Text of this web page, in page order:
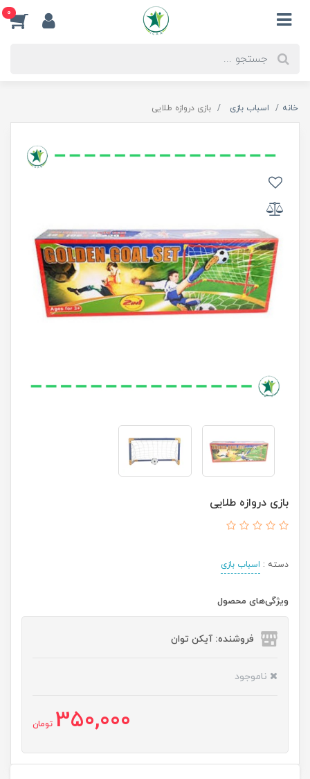
0
خانه اسباب بازی بازی دروازه طلایی
بازی دروازه طلایی
دسته : اسباب بازی
ویژگی‌های محصول
فروشنده: آیکن توان
ناموجود
350,000 تومان